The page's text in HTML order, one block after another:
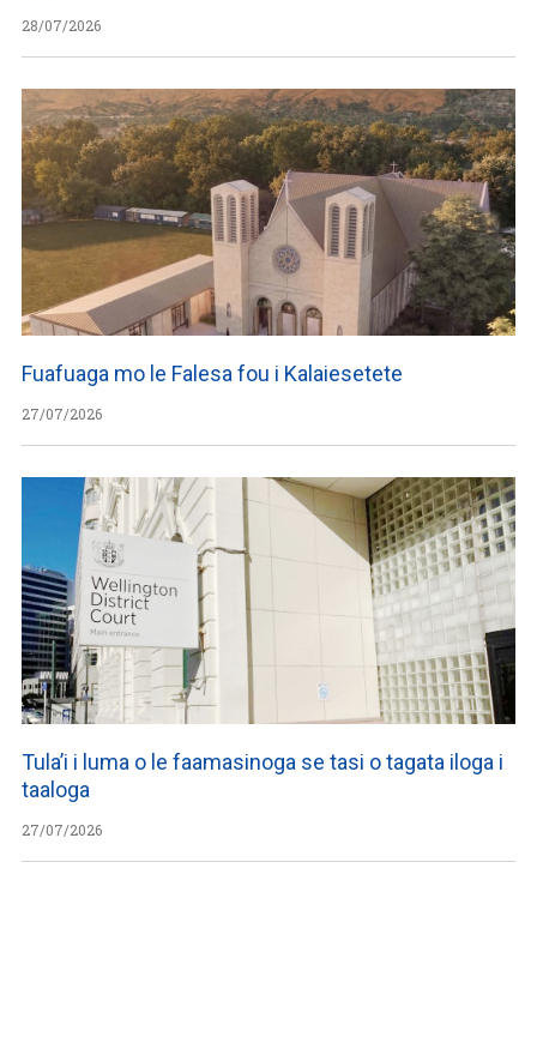
28/07/2026
Fuafuaga mo le Falesa fou i Kalaiesetete
27/07/2026
Tula’i i luma o le faamasinoga se tasi o tagata iloga i
taaloga
27/07/2026